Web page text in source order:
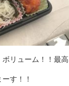
リューム！！最
す！！